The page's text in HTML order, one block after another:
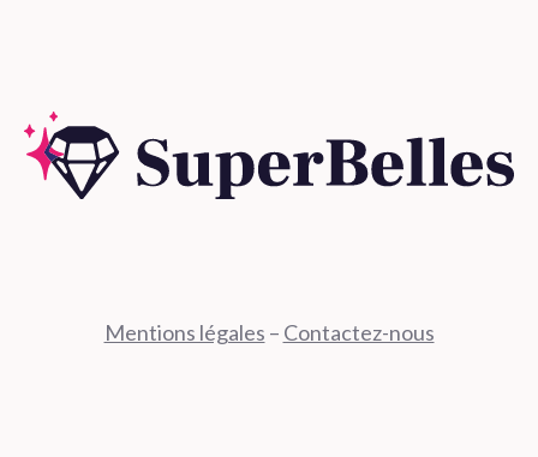
Mentions légales – Contactez-nous